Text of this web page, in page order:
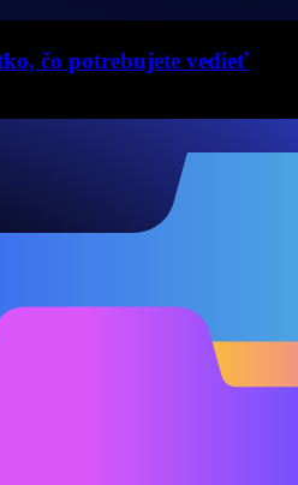
čo potrebujete vedieť